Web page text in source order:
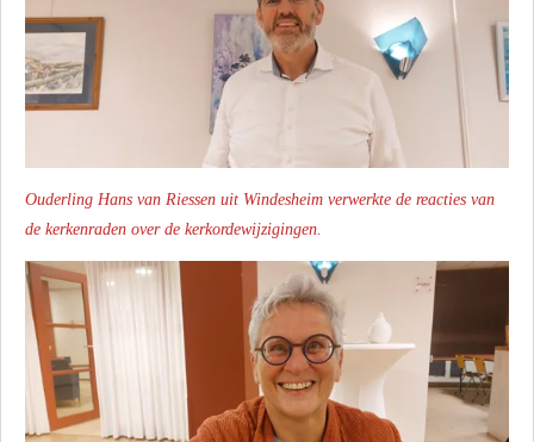
Ouderling Hans van Riessen uit Windesheim verwerkte de reacties van
de kerkenraden over de kerkordewijzigingen.